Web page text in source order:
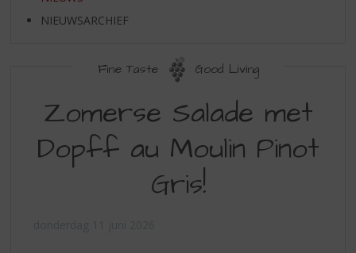
NIEUWSARCHIEF
Fine Taste Good Living
Zomerse Salade met
Dopff au Moulin Pinot
Gris!